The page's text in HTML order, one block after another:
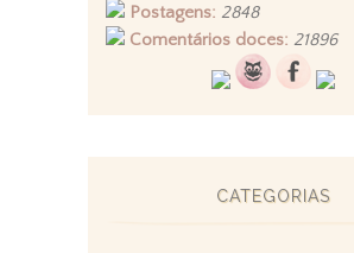
Postagens: 2848
Comentários doces: 21896
CATEGORIAS